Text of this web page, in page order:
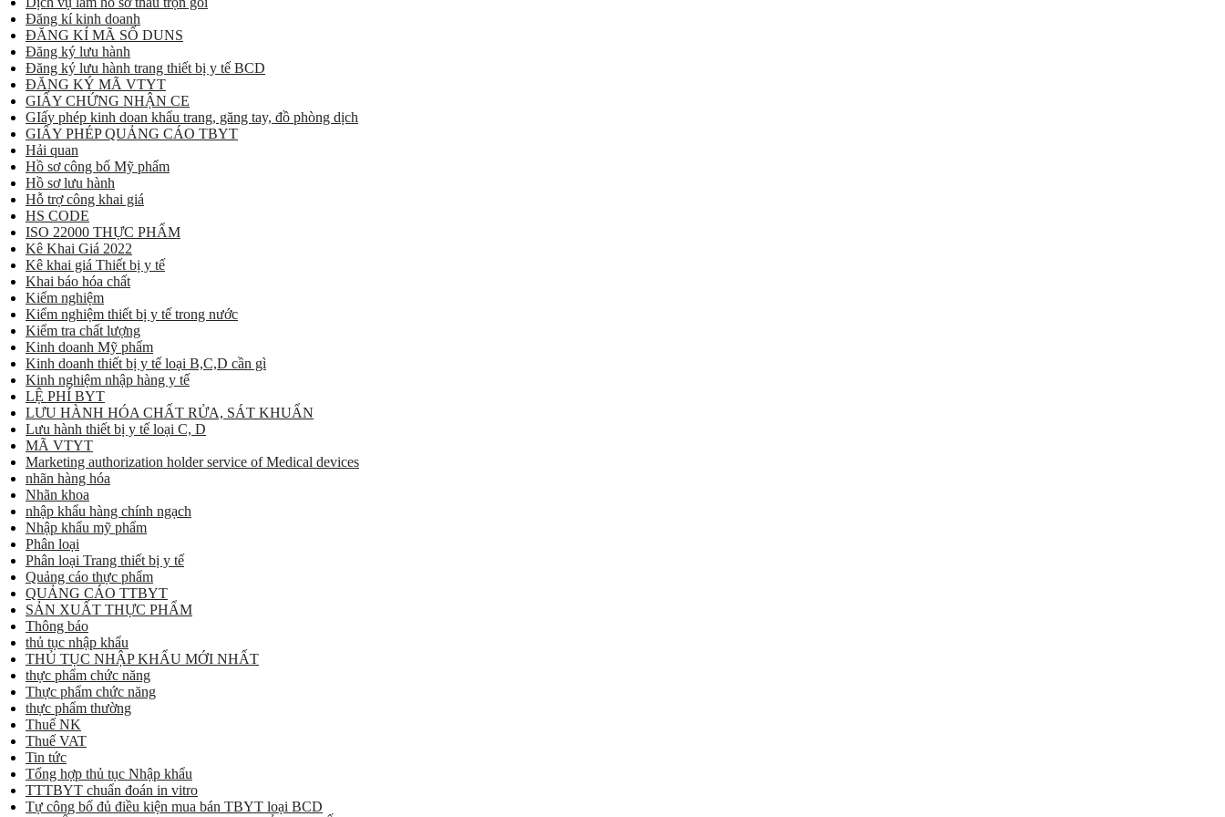
Đăng kí kinh doanh
ĐĂNG KÍ MÃ SỐ DUNS
Đăng ký lưu hành
Đăng ký lưu hành trang thiết bị y tế BCD
ĐĂNG KÝ MÃ VTYT
GIẤY CHỨNG NHẬN CE
GIấy phép kinh doan khẩu trang, găng tay, đồ phòng dịch
GIẤY PHÉP QUẢNG CÁO TBYT
Hải quan
Hồ sơ công bố Mỹ phẩm
Hồ sơ lưu hành
Hỗ trợ công khai giá
HS CODE
ISO 22000 THỰC PHẨM
Kê Khai Giá 2022
Kê khai giá Thiết bị y tế
Khai báo hóa chất
Kiểm nghiệm
Kiểm nghiệm thiết bị y tế trong nước
Kiểm tra chất lượng
Kinh doanh Mỹ phẩm
Kinh doanh thiết bị y tế loại B,C,D cần gì
Kinh nghiệm nhập hàng y tế
LỆ PHÍ BYT
LƯU HÀNH HÓA CHẤT RỬA, SÁT KHUẨN
Lưu hành thiết bị y tế loại C, D
MÃ VTYT
Marketing authorization holder service of Medical devices
nhãn hàng hóa
Nhãn khoa
nhập khẩu hàng chính ngạch
Nhập khẩu mỹ phẩm
Phân loại
Phân loại Trang thiết bị y tế
Quảng cáo thực phẩm
QUẢNG CÁO TTBYT
SẢN XUẤT THỰC PHẨM
Thông báo
thủ tục nhập khẩu
THỦ TỤC NHẬP KHẨU MỚI NHẤT
thực phẩm chức năng
Thực phẩm chức năng
thực phẩm thường
Thuế NK
Thuế VAT
Tin tức
Tổng hợp thủ tục Nhập khẩu
TTTBYT chuẩn đoán in vitro
Tự công bố đủ điều kiện mua bán TBYT loại BCD